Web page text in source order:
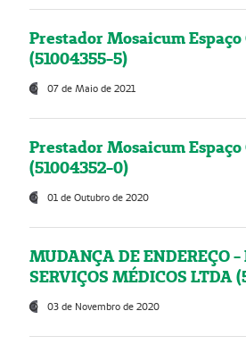
Prestador Mosaicum
(51004355-5)
07 de Maio de 2021
Prestador Mosaicum
(51004352-0)
01 de Outubro de 2020
MUDANÇA DE ENDEREÇO
SERVIÇOS MÉDICOS LTDA
03 de Novembro de 2020